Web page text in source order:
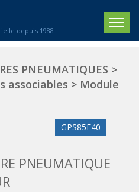
depuis 1988
Étiquetage
PNEUMATIQUES >
associables > Module
GPS85E40
PNEUMATIQUE